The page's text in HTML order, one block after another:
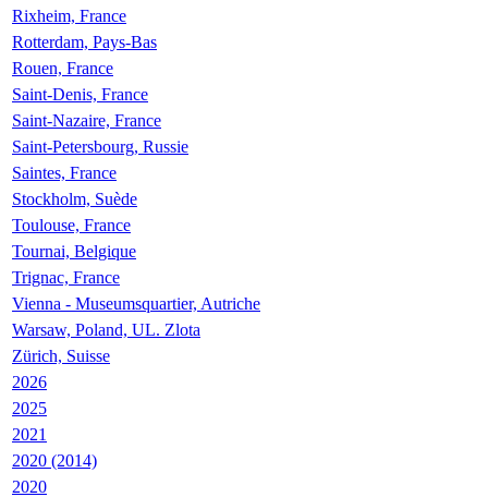
Rixheim, France
Rotterdam, Pays-Bas
Rouen, France
Saint-Denis, France
Saint-Nazaire, France
Saint-Petersbourg, Russie
Saintes, France
Stockholm, Suède
Toulouse, France
Tournai, Belgique
Trignac, France
Vienna - Museumsquartier, Autriche
Warsaw, Poland, UL. Zlota
Zürich, Suisse
2026
2025
2021
2020 (2014)
2020